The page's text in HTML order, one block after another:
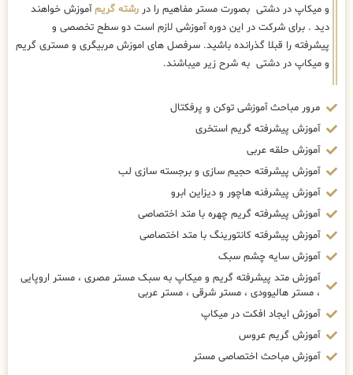
و میکاپ در دشتی بصورت مستر مفاهیم را در رشته گریمآموزش خواهند
دید . برای شرکت در این دوره آموزشی لازم است دو سطح تخصصی و
پیشرفته را قبلا گذرانده باشید. سرفصل های اموزش مربیگری و مستری گریم
و میکاپ در دشتی به شرح زیر میباشند.
مرور مباحث آموزشی توکن و پرفکتال
آموزش پیشرفته گریم استخری
آموزش حلقه عربی
آموزش پیشرفته حجیم سازی و برجسته سازی لب
آموزش پیشرفنه هاچور و دیزاین ابرو
آموزش پیشرفته گریم چهره با متد اختصاصی
آموزش پیشرفته کانتورینگ با متد اختصاصی
آموزش سایه چشم سبک
آموزش متد پیشرفته گریم و میکاپ به سبک مستر مصری ، مستر اروپایی
، مستر هالیوودی ، مستر شرقی ، مستر عربی
آموزش ایجاد افکت در میکاپ
آموزش گریم عروس
آموزش مباحث اختصاصی مستر